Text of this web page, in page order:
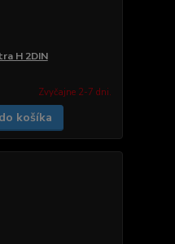
H 2DIN
Zvyčajne 2-7 dni.
košíka